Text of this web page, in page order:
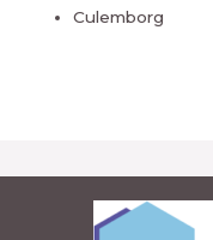
Culemborg